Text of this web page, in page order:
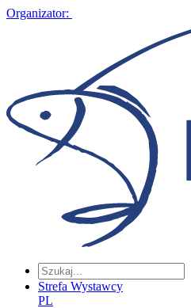
Organizator:
Strefa Wystawcy
PL